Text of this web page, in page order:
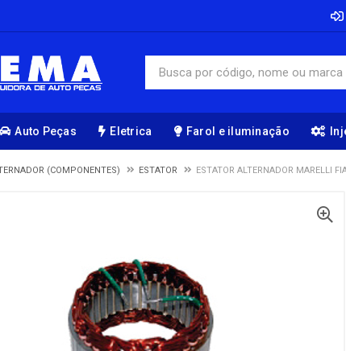
Auto Peças Eletrica Farol e iluminação
(COMPONENTES) ESTATOR ESTATOR ALTERNADOR MARELLI